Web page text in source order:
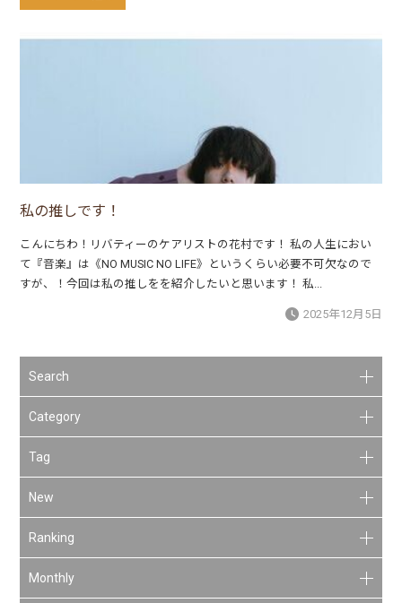
私の推しです！
こんにちわ！リバティーのケアリストの花村です！ 私の人生におい
て『音楽』は《NO MUSIC NO LIFE》というくらい必要不可欠なので
すが、！今回は私の推しをを紹介したいと思います！ 私...
2025年12月5日
Search
Category
Tag
New
Ranking
Monthly